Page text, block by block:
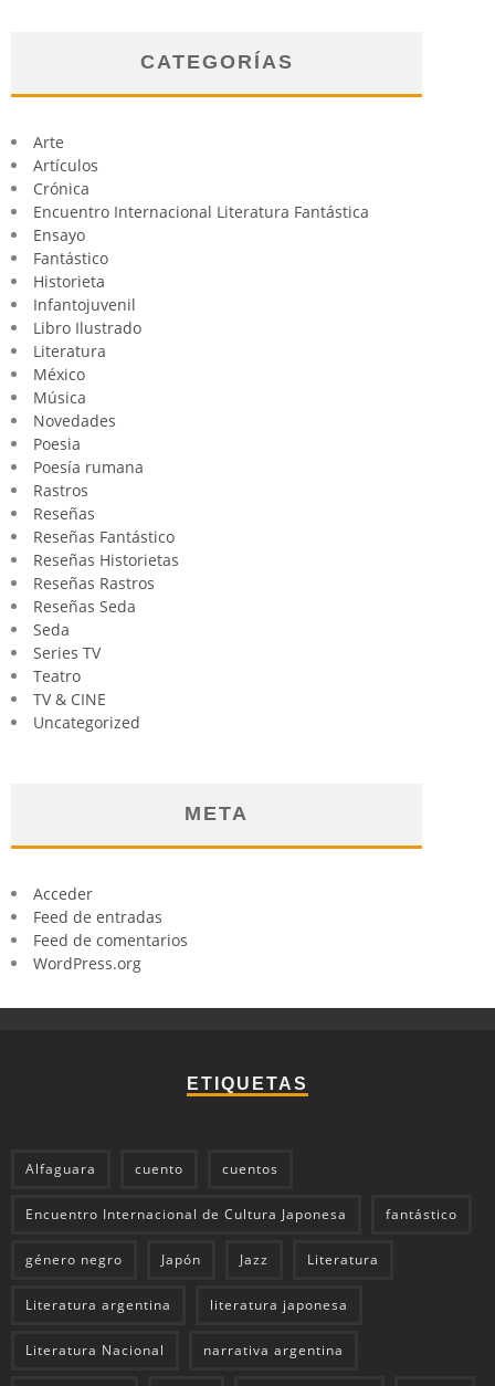
CATEGORÍAS
Arte
Artículos
Crónica
Encuentro Internacional Literatura Fantástica
Ensayo
Fantástico
Historieta
Infantojuvenil
Libro Ilustrado
Literatura
México
Música
Novedades
Poesia
Poesía rumana
Rastros
Reseñas
Reseñas Fantástico
Reseñas Historietas
Reseñas Rastros
Reseñas Seda
Seda
Series TV
Teatro
TV & CINE
Uncategorized
META
Acceder
Feed de entradas
Feed de comentarios
WordPress.org
ETIQUETAS
Alfaguara cuento cuentos
Encuentro Internacional de Cultura Japonesa fantástico
género negro Japón Jazz Literatura
Literatura argentina literatura japonesa
Literatura Nacional narrativa argentina